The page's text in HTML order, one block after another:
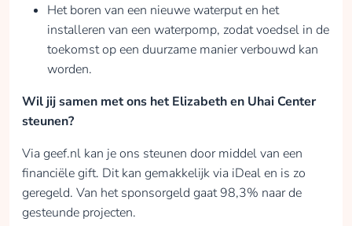
Het boren van een nieuwe waterput en het
installeren van een waterpomp, zodat voedsel in de
toekomst op een duurzame manier verbouwd kan
worden.
Wil jij samen met ons het Elizabeth en Uhai Center
steunen?
Via geef.nl kan je ons steunen door middel van een
financiële gift. Dit kan gemakkelijk via iDeal en is zo
geregeld. Van het sponsorgeld gaat 98,3% naar de
gesteunde projecten.